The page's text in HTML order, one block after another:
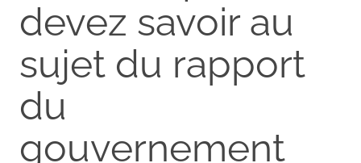
devez savoir au
sujet du rapport
du
gouvernement